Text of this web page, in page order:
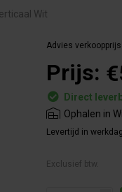
Wit
Advies verkoopprijs:
Prijs:
Direct
Ophalen in
Levertijd in
Exclusief btw.